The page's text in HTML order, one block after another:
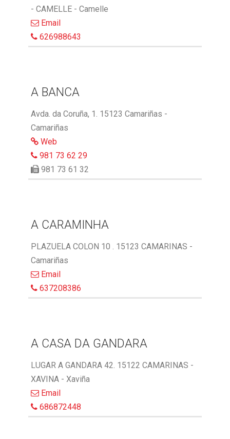
- CAMELLE - Camelle
Email
626988643
A BANCA
Avda. da Coruña, 1. 15123 Camariñas -
Camariñas
Web
981 73 62 29
981 73 61 32
A CARAMINHA
PLAZUELA COLON 10 . 15123 CAMARINAS -
Camariñas
Email
637208386
A CASA DA GANDARA
LUGAR A GANDARA 42. 15122 CAMARINAS -
XAVINA - Xaviña
Email
686872448